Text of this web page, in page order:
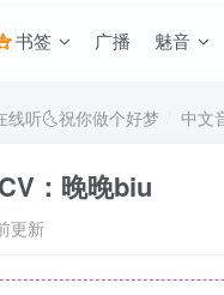
书签 广播 魅音
线听🌜祝你做个好梦 中文
：晚晚biu
更新